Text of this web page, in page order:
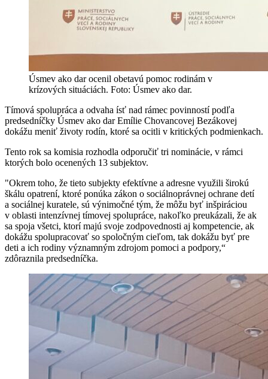
Úsmev ako dar ocenil obetavú pomoc rodinám v
krízových situáciách. Foto: Úsmev ako dar.
Tímová spolupráca a odvaha ísť nad rámec povinností podľa
predsedníčky Úsmev ako dar Emílie Chovancovej Bezákovej
dokážu meniť životy rodín, ktoré sa ocitli v kritických podmienkach.
Tento rok sa komisia rozhodla odporučiť tri nominácie, v rámci
ktorých bolo ocenených 13 subjektov.
"Okrem toho, že tieto subjekty efektívne a adresne využili širokú
škálu opatrení, ktoré ponúka zákon o sociálnoprávnej ochrane detí
a sociálnej kuratele, sú výnimočné tým, že môžu byť inšpiráciou
v oblasti intenzívnej tímovej spolupráce, nakoľko preukázali, že ak
sa spoja všetci, ktorí majú svoje zodpovednosti aj kompetencie, ak
dokážu spolupracovať so spoločným cieľom, tak dokážu byť pre
deti a ich rodiny významným zdrojom pomoci a podpory,“
zdôraznila predsedníčka.